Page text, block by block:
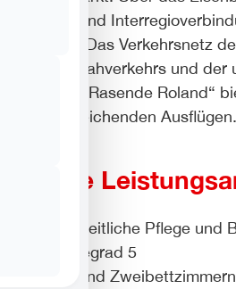
Intercity- und
erreichen. Das Verkehrsnetz
Personennahverkehrs und
stehende „Rasende Roland“
zu weiterreichenden Ausflügen.
Unsere
ganzheitliche Pflege und
Pflegegrad 5
Ein- und Zweibettzimmern